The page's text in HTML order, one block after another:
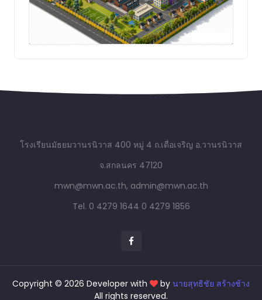
โรงเรียนมัธยมวานรนิวาส 400 หมู่ 4 ถ.เดื่อเจริญ อ.วานรนิวาส
จ.สกลนคร 47120
mwn@mwn.ac.th, admin@mwn.ac.th
Tel. 0 4279 1644 0 4279 1856
Copyright © 2026 Developer with by นายสุทธิชัย สร้างช้าง
All rights reserved.